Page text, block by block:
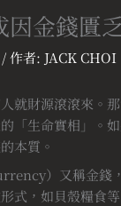
因金錢匱
/ 作者: JACK CHOI
就財源滾滾來。
「生命實相」。
本質。
）又稱金錢
式，如貝殼糧食